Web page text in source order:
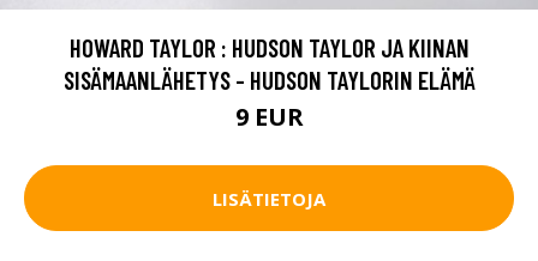
HOWARD TAYLOR : HUDSON TAYLOR JA KIINAN
SISÄMAANLÄHETYS - HUDSON TAYLORIN ELÄMÄ
9 EUR
LISÄTIETOJA